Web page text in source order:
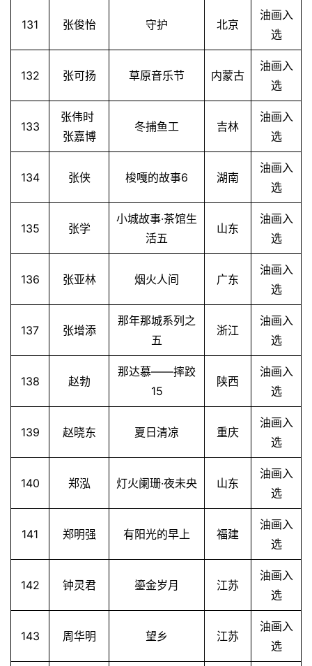
131 张俊怡 守护 北京
油画入
选
132 张可扬 草原音乐节 内蒙古
油画入
选
133
张伟时
张嘉博
冬捕鱼工 吉林
油画入
选
134 张侠 梭嘎的故事6 湖南
油画入
选
135 张学
小城故事·茶馆生
活五
山东
油画入
选
136 张亚林 烟火人间 广东
油画入
选
137 张增添
那年那城系列之
五
浙江
油画入
选
138 赵勃
那达慕——摔跤
15
陕西
油画入
选
139 赵晓东 夏日清凉 重庆
油画入
选
140 郑泓 灯火阑珊·夜未央 山东
油画入
选
141 郑明强 有阳光的早上 福建
油画入
选
142 钟灵君 鎏金岁月 江苏
油画入
选
143 周华明 望乡 江苏
油画入
选